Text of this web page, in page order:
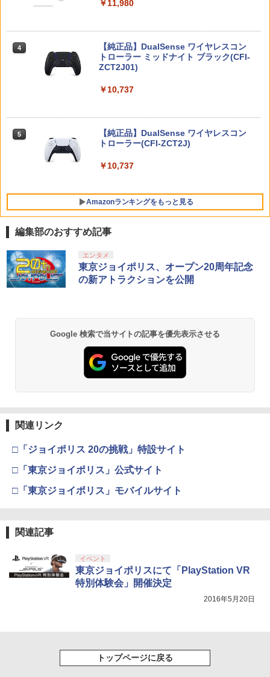
￥2,000
4
ゼルダの伝説 ティアーズ オブ ザ キン
グダム Nintendo Switch 2 Edition
5
【楽天ブックス限定特典】スーパーマリ
オブラザーズ ワンダー Nintendo Switc
(「スーパーマリオ」ステッカー2種)
縦置き 冷却ファン スタンド 冷却パッド
滑り止め 冷却台 2台同時充電
￥3,600
ソフト／アクション・ゲーム
￥4,150
購入封入特典】DLCチラシ)
￥6,507
￥4,884
y】 [ 丹下桜 ]
￥4,884
4
ニンテンドープリペイド番号 9000円|オ
ンラインコード版
ンラインコード版
￥11,980
4
【純正品】DualSense ワイヤレスコン
トローラー ミッドナイト ブラック(CFI-
ZCT2J01)
￥10,737
5
【純正品】DualSense ワイヤレスコン
トローラー(CFI-ZCT2J)
￥10,737
Amazonランキングをもっと見る
1
【純正品】Xbox ワイヤレス コントロー
ラー + USB-C® ケーブル
【純正品】Xbox ワイヤレス コントロー
￥7,681
【純正品】Xbox 充電式バッテリー + US
B-C ケーブル
5
【国内正規品】Thrustmaster スラスト
マスター TH8S シフター - PC、PS4、P
S5、PS5 Pro、Xbox One、Xbox Serie
s X|S 対応の高精度 H パターン シフター
1
劇場版「鬼滅の刃」無限城編 第一章 猗
窩座再来 通常版 [Blu-ray]
劇場版「鬼滅の刃」無限城編 第一章 猗
窩座再来 通常版 [DVD]
￥3,523
3
ナル三方背収納ケース付きコレクション)
(オリジナル特典:オリジナル巾着＋メー
カー特典:【坤と離】二振りの剣、十翼よ
り来たる！スタジオ描き下ろしイラスト
ボード付) [Blu-ray]
4
窩座再来 完全生産限定版 [Blu-ray]
￥8,698
第三章 蛇神 (オリジナル特典:オリジナル
巾着＋メーカー特典:【坤と離】二振りの
剣、十翼より来たる！スタジオ描き下ろ
編集部のおすすめ記事
エンタメ
東京ジョイポリス、オープン20周年記念
の新アトラクションを公開
Google 検索で当サイトの記事を優先表示させる
関連リンク
□「ジョイポリス 20の挑戦」特設サイト
□「東京ジョイポリス」公式サイト
□「東京ジョイポリス」モバイルサイト
関連記事
イベント
東京ジョイポリスにて「PlayStation VR
特別体験会」開催決定
2016年5月20日
トップページに戻る